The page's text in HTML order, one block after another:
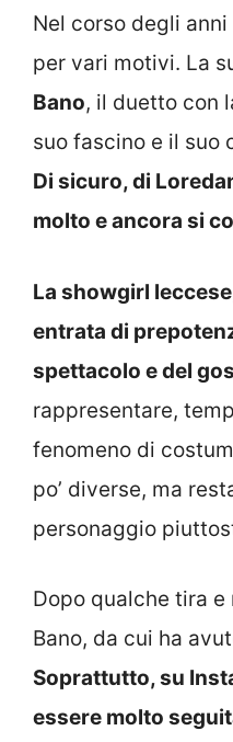
Nel corso degli
per vari motivi. La
Bano, il duetto con
suo fascino e il suo
Di sicuro, di
molto e ancora si
La showgirl
entrata di
spettacolo e del
rappresentare,
fenomeno di
po’ diverse, ma
personaggio
Dopo qualche tira e
Bano, da cui ha
Soprattutto, su
essere molto